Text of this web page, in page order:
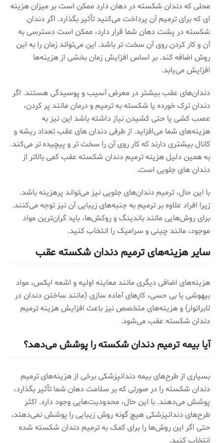
محلی که دندان شکسته در دهان دارد ممکن است بر میزان هزینه
ای که برای ترمیم آن پرداخت می‌کنید تأثیر بگذارد. اگر دندان
شکسته در پشت دهان شما قرار دارد، ممکن است دسترسی به
آن و کار کردن روی آن سخت تر باشد. این می‌تواند زمان را به این
روش اضافه کند. بر اساس افزایش زمان بخشی از هزینه‌ها
افزایش می‌یابد.
دندان‌های عقب بیشتر در معرض آسیب و پوسیدگی هستند. اگر
دندان ترک خورده یا شکسته به ترمیم و درمان مانند پر کردن،
عصب کشی یا حتی کشیدن نیاز داشته باشد این نیز به
هزینه‌های شما می‌افزاید. از طرفی دندان های عقب تعداد ریشه و
کانال بیشتری دارند که کار روی آن را سخت تر و پیچیده تر می‌کند.
به همین دلیل هزینه ترمیم دندان شکسته عقب کمی بالاتر از
دندان های جلویی است.
با این حال، ترمیم دندان‌های جلویی نیز می‌تواند پرهزینه باشد.
زیرا افراد علاوه بر ترمیم به جنبه‌های زیبایی آن نیز توجه می‌کنند.
برای روش‌هایی مانند باندینگ و روکش‌ها، باید گران‌ترین مواد
موجود، مانند چینی و سرامیک را انتخاب کنید.
سایر هزینه‌های ترمیم دندان شکسته عقب
هزینه‌های اضافی دیگری مانند معاینه اولیه و اشعه ایکس، مواد
بیهوشی یا بی حسی، کارهای آماده سازی (مانند ساختن دندان در
لابراتوار) و هزینه‌های متخصص نیز باعث افزایش هزینه ترمیم
دندان شکسته عقب می‌شود.
آیا بیمه ترمیم دندان شکسته را پوشش می‌دهد؟
بسیاری از طرح‌های بیمه دندانپزشکی برخی از هزینه‌های ترمیم
دندان شکسته را در صورتی که بر سلامت دهان شما تأثیر بگذارد،
پوشش می‌دهند. با این حال، محدودیت‌هایی وجود دارد. اکثر
طرح‌های دندانپزشکی هیچ گونه روش زیبایی را پوشش نمی‌دهند،
حتی اگر این روش‌ها را برای کمک به ترمیم دندان شکسته شده
انتخاب کنید.